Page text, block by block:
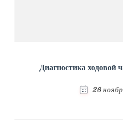
Диагностика ходовой
26